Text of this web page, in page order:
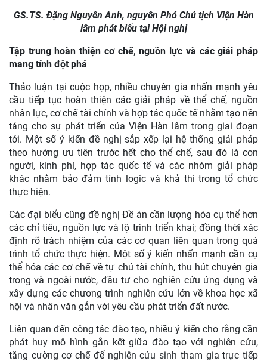
GS.TS. Đặng Nguyên Anh, nguyên Phó Chủ tịch Viện Hàn
lâm phát biểu tại Hội nghị
Tập trung hoàn thiện cơ chế, nguồn lực và các giải pháp
mang tính đột phá
Thảo luận tại cuộc họp, nhiều chuyên gia nhấn mạnh yêu
cầu tiếp tục hoàn thiện các giải pháp về thể chế, nguồn
nhân lực, cơ chế tài chính và hợp tác quốc tế nhằm tạo nền
tảng cho sự phát triển của Viện Hàn lâm trong giai đoạn
tới. Một số ý kiến đề nghị sắp xếp lại hệ thống giải pháp
theo hướng ưu tiên trước hết cho thể chế, sau đó là con
người, kinh phí, hợp tác quốc tế và các nhóm giải pháp
khác nhằm bảo đảm tính logic và khả thi trong tổ chức
thực hiện.
Các đại biểu cũng đề nghị Đề án cần lượng hóa cụ thể hơn
các chỉ tiêu, nguồn lực và lộ trình triển khai; đồng thời xác
định rõ trách nhiệm của các cơ quan liên quan trong quá
trình tổ chức thực hiện. Một số ý kiến nhấn mạnh cần cụ
thể hóa các cơ chế về tự chủ tài chính, thu hút chuyên gia
trong và ngoài nước, đầu tư cho nghiên cứu ứng dụng và
xây dựng các chương trình nghiên cứu lớn về khoa học xã
hội và nhân văn gắn với yêu cầu phát triển đất nước.
Liên quan đến công tác đào tạo, nhiều ý kiến cho rằng cần
phát huy mô hình gắn kết giữa đào tạo với nghiên cứu,
tăng cường cơ chế để nghiên cứu sinh tham gia trực tiếp